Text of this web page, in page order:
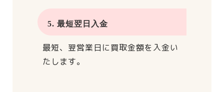
5. 最短翌日入金
最短、翌営業日に買取金額を入金い
たします。